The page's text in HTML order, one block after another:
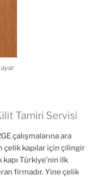
Tamiri Servisi
çalışmalarına ara
kapılar için çilingir
Türkiye’nin ilk
firmadır. Yine çelik